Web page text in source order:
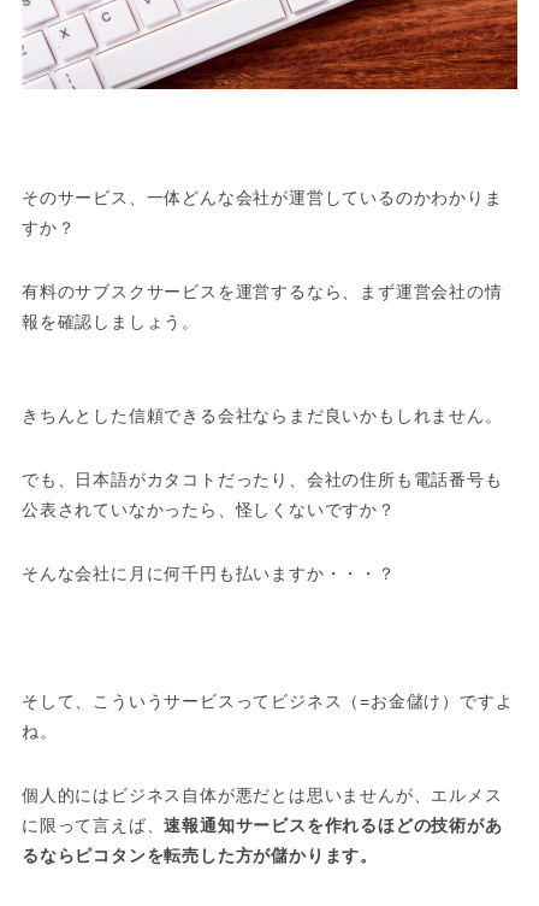
そのサービス、一体どんな会社が運営しているのかわかりま
すか？
有料のサブスクサービスを運営するなら、まず運営会社の情
報を確認しましょう。
きちんとした信頼できる会社ならまだ良いかもしれません。
でも、日本語がカタコトだったり、会社の住所も電話番号も
公表されていなかったら、怪しくないですか？
そんな会社に月に何千円も払いますか・・・？
そして、こういうサービスってビジネス（=お金儲け）ですよ
ね。
個人的にはビジネス自体が悪だとは思いませんが、エルメス
に限って言えば、速報通知サービスを作れるほどの技術があ
るならピコタンを転売した方が儲かります。